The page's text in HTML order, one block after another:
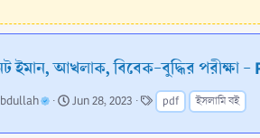
ইমান, আখলাক, বিবেক-বুদ্ধির পরীক্ষা
C
e
Jun 28, 2023
T
a
g
pdf ইসলামি বই